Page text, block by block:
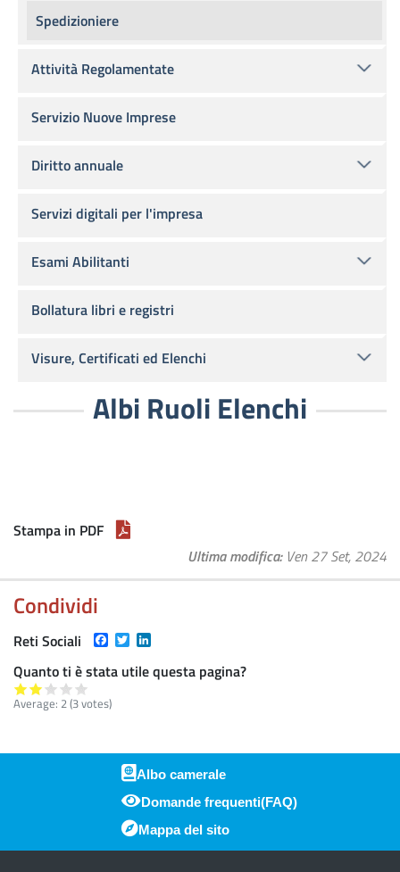
Albi Ruoli Elenchi
Stampa in PDF
Ultima modifica Ven 27 Set, 2024
Condividi
Reti Sociali Facebook
Twitter
Quanto ti è stata utile questa pagina?
Average: 2(3votes)
Spedizioniere
Attività Regolamentate
Servizio Nuove Imprese
Diritto annuale
Servizi digitali per l'impresa
Esami Abilitanti
Bollatura libri e registri
Visure, Certificati ed Elenchi
Piè di pagina
Albo camerale
Domande frequenti(FAQ)
Mappa del sito